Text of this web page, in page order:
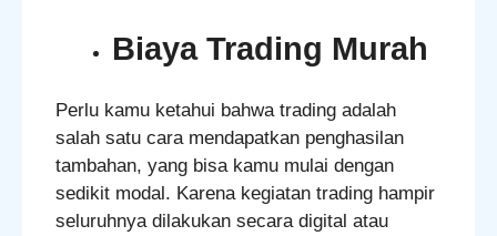
Biaya Trading Murah
Perlu kamu ketahui bahwa trading adalah
salah satu cara mendapatkan penghasilan
tambahan, yang bisa kamu mulai dengan
sedikit modal. Karena kegiatan trading hampir
seluruhnya dilakukan secara digital atau